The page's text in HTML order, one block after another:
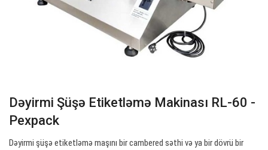
Dəyirmi Şüşə Etiketləmə Makinası RL-60 -
Pexpack
Dəyirmi şüşə etiketləmə maşını bir cambered səthi və ya bir dövrü bir